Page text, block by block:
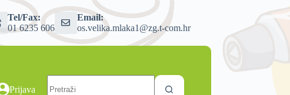
Tel/Fax:
01 6235 606
Email:
os.velika.mlaka1@zg.t-com.hr
Prijava